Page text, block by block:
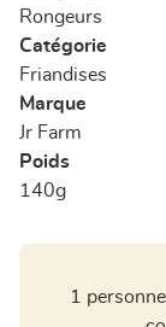
Rongeurs
Catégorie
Friandises
Marque
Jr Farm
Poids
140g
1